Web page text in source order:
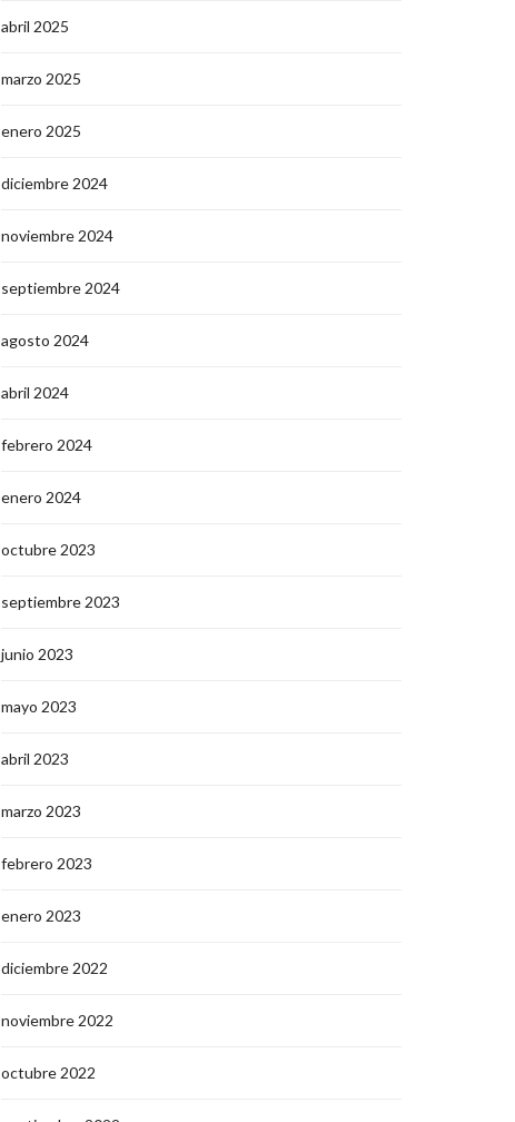
abril 2025
marzo 2025
enero 2025
diciembre 2024
noviembre 2024
septiembre 2024
agosto 2024
abril 2024
febrero 2024
enero 2024
octubre 2023
septiembre 2023
junio 2023
mayo 2023
abril 2023
marzo 2023
febrero 2023
enero 2023
diciembre 2022
noviembre 2022
octubre 2022